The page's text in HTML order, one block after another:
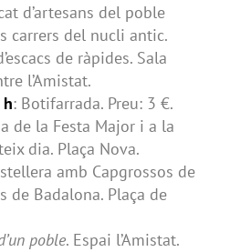
d’artesans del poble
carrers del nucli antic.
de ràpides. Sala
l’Amistat.
: Botifarrada. Preu: 3 €.
de la Festa Major i a la
dia. Plaça Nova.
amb Capgrossos de
de Badalona. Plaça de
poble. Espai l’Amistat.